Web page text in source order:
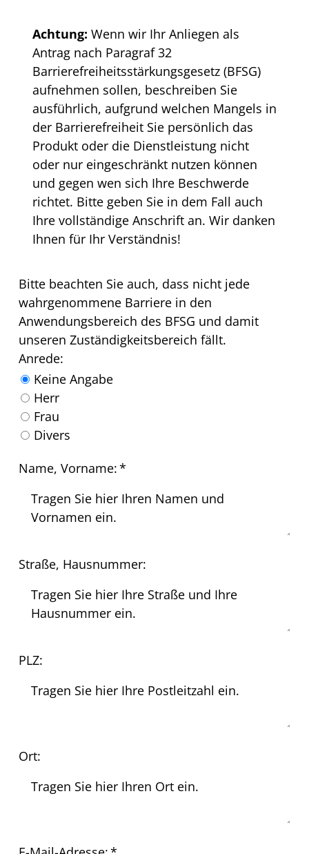
Achtung: Wenn wir Ihr Anliegen als
Antrag nach Paragraf 32
Barrierefreiheitsstärkungsgesetz (BFSG)
aufnehmen sollen, beschreiben Sie
ausführlich, aufgrund welchen Mangels in
der Barrierefreiheit Sie persönlich das
Produkt oder die Dienstleistung nicht
oder nur eingeschränkt nutzen können
und gegen wen sich Ihre Beschwerde
richtet. Bitte geben Sie in dem Fall auch
Ihre vollständige Anschrift an. Wir danken
Ihnen für Ihr Verständnis!
Bitte beachten Sie auch, dass nicht jede
wahrgenommene Barriere in den
Anwendungsbereich des BFSG und damit
unseren Zuständigkeitsbereich fällt.
Anrede:
Keine Angabe
Herr
Frau
Divers
Name, Vorname:*
Straße, Hausnummer:
PLZ:
Ort: